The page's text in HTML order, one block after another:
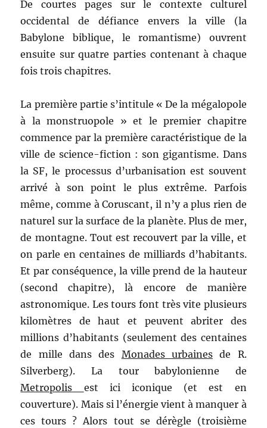
De courtes pages sur le contexte culturel
occidental de défiance envers la ville (la
Babylone biblique, le romantisme) ouvrent
ensuite sur quatre parties contenant à chaque
fois trois chapitres.
La première partie s’intitule « De la mégalopole
à la monstruopole » et le premier chapitre
commence par la première caractéristique de la
ville de science-fiction : son gigantisme. Dans
la SF, le processus d’urbanisation est souvent
arrivé à son point le plus extrême. Parfois
même, comme à Coruscant, il n’y a plus rien de
naturel sur la surface de la planète. Plus de mer,
de montagne. Tout est recouvert par la ville, et
on parle en centaines de milliards d’habitants.
Et par conséquence, la ville prend de la hauteur
(second chapitre), là encore de manière
astronomique. Les tours font très vite plusieurs
kilomètres de haut et peuvent abriter des
millions d’habitants (seulement des centaines
de mille dans des Monades urbainesde R.
Silverberg). La tour babylonienne de
Metropolis est ici iconique (et est en
couverture). Mais si l’énergie vient à manquer à
ces tours ? Alors tout se dérègle (troisième